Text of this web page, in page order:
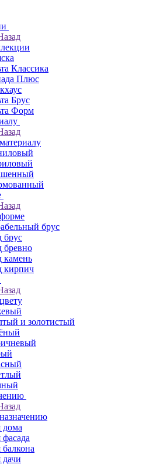
Классика
Плюс
Брус
Форм
брус
брус
бревно
камень
кирпич
и золотистый
дома
фасада
балкона
дачи